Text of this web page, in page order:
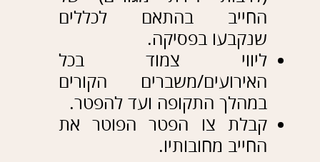
עו"ד אבי זילברפלד מנהל את פורום דיני
בנקאות'מאז הקמת הפורטל המשפטי
הגדול בישראל :
במסגרתו הוא נותן מענה יומיומי לשאלות
בתחום דיני הבנקאות.
עו"ד אבי זילברפלד חיבר וכתב את הספר
המקיף: "
אחריות אישית בתאגיד והרמת
המסך" שעניינו גביית חובות במצבים
מיוחדים ובעייתיים, וכן הוא כתב